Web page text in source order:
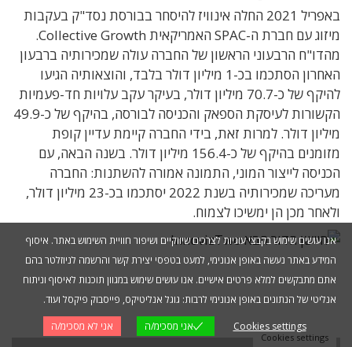
באפריל 2021 החלה אינוויז להיסחר בבורסת נסד"ק בעקבות
מיזוג עם חברת ה-SPAC האמריקאית Collective Growth.
מהדו"ח הרבעוני הראשון של החברה עולה שמכירותיה ברבעון
האחרון הסתכמו בכ-1 מיליון דולר בלבד, והוצאותיה הגיעו
להיקף של כ-70.7 מיליון דולר, בעיקר עקב עלויות חד-פעמיות
הקשורות לעיסקת הספאק והכניסה לבורסה, בהיקף של כ-49.9
מיליון דולר. למרות זאת, בידי החברה קיימת עדיין קופת
מזומנים בהיקף של כ-156.4 מיליון דולר. בשנה הבאה, עם
הכניסה לייצור המוני, התמונה אמורה להשתנות: החברה
מעריכה שמכירותיה בשנת 2022 יסתכמו בכ-23 מיליון דולר,
ולאחר מכן הן ימשיכו לצמוח.
אנו עושים שימוש בקבצי עוגיות לצרכים שיווקיים ושיפור חוויית השימוש באתר. איסוף
המידע באתר נעשה באופן אנונימי, למעט בטפסי יצירת קשר והרשמה לניוזלטר בהם
אתם מתבקשים למלא פרטים אישיים. אנו עושים שימוש במגוון תוכנות לאיסוף וניתוח
אנליטי של הנתונים באופן אנונימי לרבות: גוגל אנליטיקס, פייסבוק פיקסל ועוד.
Cookies settings
אני מסכימ/ה אני לא מסכימ/ה
Cookies settings